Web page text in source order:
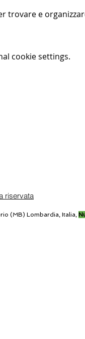
trovare e
cookie settings.
riservata
(MB) Lombardia, Italia,